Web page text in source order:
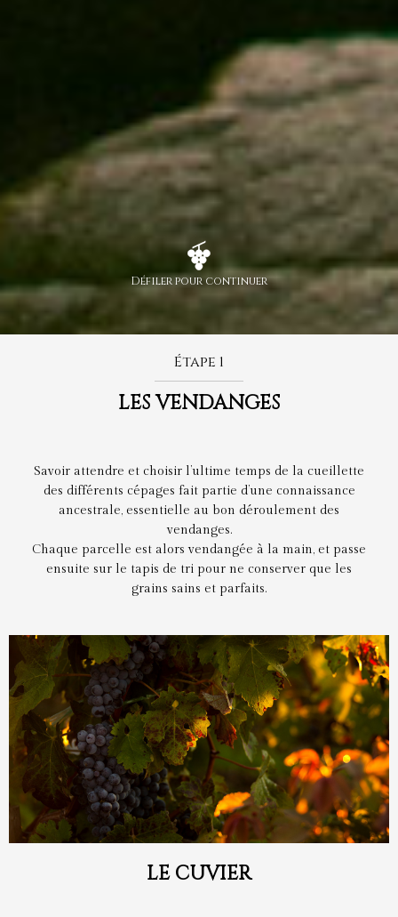
Défiler pour continuer
Étape 1
LES VENDANGES
Savoir attendre et choisir l’ultime temps de la cueillette
des différents cépages fait partie d’une connaissance
ancestrale, essentielle au bon déroulement des
vendanges.
Chaque parcelle est alors vendangée à la main, et passe
ensuite sur le tapis de tri pour ne conserver que les
grains sains et parfaits.
LE CUVIER